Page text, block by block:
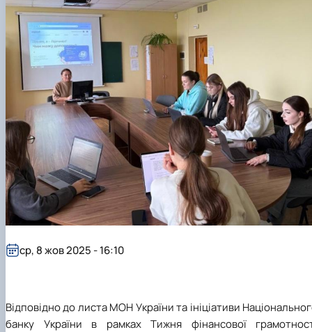
Відповідно до листа МОН України та ініціативи
банку України в рамках Тижня фінансової
ср, 8 жов 2025 - 16:10